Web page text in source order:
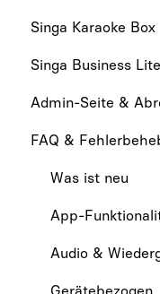
Hardware-
Singa Karaoke Box
Singa Business Lite
Admin-Seite &
Admin-Seite
Abrechnung
FAQ &
Was ist neu
App-
Audio &